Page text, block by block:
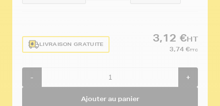
LIVRAISON GRATUITE
3,12 €HT
3,74 €TTC
- +
Ajouter au panier